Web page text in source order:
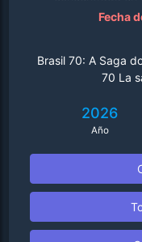
Fecha
Brasil 70: A Saga
70 La
2026
Año